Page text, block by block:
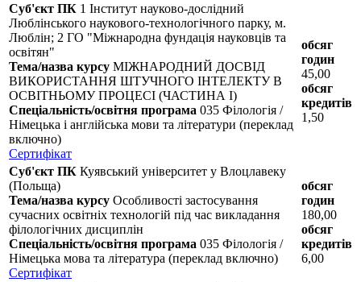
Суб'єкт ПК 1 Інститут науково-дослідний
Люблінського наукового-технологічного парку, м.
Люблін; 2 ГО "Міжнародна фундація науковців та
освітян"
Тема/назва курсу МІЖНАРОДНИЙ ДОСВІД
ВИКОРИСТАННЯ ШТУЧНОГО ІНТЕЛЕКТУ В
ОСВІТНЬОМУ ПРОЦЕСІ (ЧАСТИНА I)
Спеціальність/освітня програма 035 Філологія /
Німецька і англійська мови та літератури (переклад
включно)
Сертифікат
обсяг
годин
45,00
обсяг
кредитів
1,50
Суб'єкт ПК Куявський університет у Влоцлавеку
(Польща)
Тема/назва курсу Особливості застосування
сучасних освітніх технологій під час викладання
філологічних дисциплін
Спеціальність/освітня програма 035 Філологія /
Німецька мова та література (переклад включно)
Сертифікат
обсяг
годин
180,00
обсяг
кредитів
6,00